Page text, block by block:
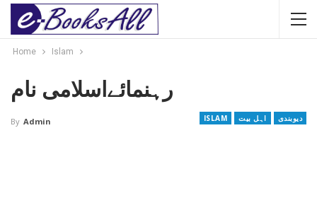
Home Islam
رہنمائےاسلامی نام
ISLAM اہل بیت دیوبندی By Admin